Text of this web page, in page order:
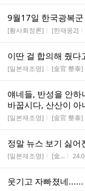
9월17일 한국광복군
게시판명
[황사회정론] 작성자
[한재웅2]
이딴 걸 합의해 줬다
게시판명
[일본재조명] 작성자
[金官 整泰]
얘네들, 반성을 안
바꿉시다, 산산이
게시판명
[일본재조명] 작성자
[金官 整泰]
정말 뉴스 보기 싫어
게시판명
[일본재조명] 작성자
[金... 작
웃기고 자빠졌네......